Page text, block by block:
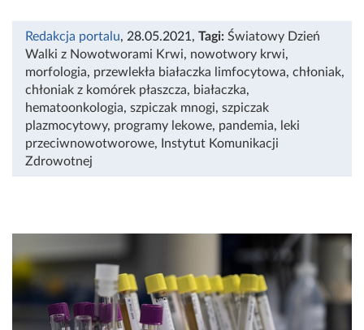
Redakcja portalu, 28.05.2021 , Tagi: Światowy Dzień
Walki z Nowotworami Krwi, nowotwory krwi,
morfologia, przewlekła białaczka limfocytowa, chłoniak,
chłoniak z komórek płaszcza, białaczka,
hematoonkologia, szpiczak mnogi, szpiczak
plazmocytowy, programy lekowe, pandemia, leki
przeciwnowotworowe,
Instytut Komunikacji
Zdrowotnej